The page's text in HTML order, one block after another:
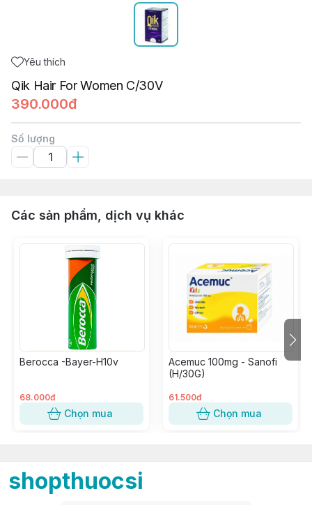
Yêu thích
Qik Hair For Women C/30V
390.000đ
Số lượng
Các sản phẩm, dịch vụ khác
Berocca -Bayer-H10v
68.000đ
Chọn mua
Acemuc 100mg - Sanofi
(H/30G)
61.500đ
Chọn mua
shopthuocsi